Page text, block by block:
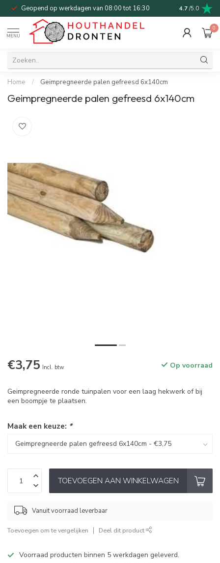
Geopend op werkdagen van 08:00 tot 16:30 Bel of mail
4.7 /5.0
MENU
0
Home / Geimpregneerde palen gefreesd 6x140cm
Geimpregneerde palen gefreesd 6x140cm
€3,75 Incl. btw Op voorraad
Geimpregneerde ronde tuinpalen voor een laag hekwerk of bij
een boompje te plaatsen.
Maak een keuze: *
TOEVOEGEN AAN WINKELWAGEN
Vanuit voorraad leverbaar
Toevoegen om te vergelijken Deel dit product
Voorraad producten binnen 5 werkdagen geleverd.